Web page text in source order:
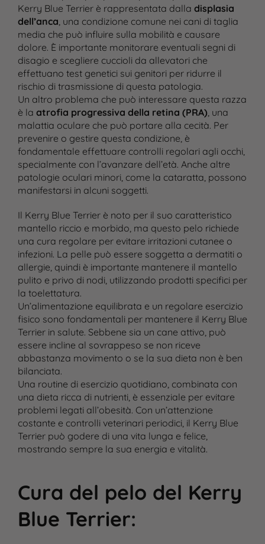
Kerry Blue Terrier è rappresentata dalla displasia
dell’anca, una condizione comune nei cani di taglia
media che può influire sulla mobilità e causare
dolore. È importante monitorare eventuali segni di
disagio e scegliere cuccioli da allevatori che
effettuano test genetici sui genitori per ridurre il
rischio di trasmissione di questa patologia.
Un altro problema che può interessare questa razza
è la atrofia progressiva della retina (PRA), una
malattia oculare che può portare alla cecità. Per
prevenire o gestire questa condizione, è
fondamentale effettuare controlli regolari agli occhi,
specialmente con l’avanzare dell’età. Anche altre
patologie oculari minori, come la cataratta, possono
manifestarsi in alcuni soggetti.
Il Kerry Blue Terrier è noto per il suo caratteristico
mantello riccio e morbido, ma questo pelo richiede
una cura regolare per evitare irritazioni cutanee o
infezioni. La pelle può essere soggetta a dermatiti o
allergie, quindi è importante mantenere il mantello
pulito e privo di nodi, utilizzando prodotti specifici per
la toelettatura.
Un’alimentazione equilibrata e un regolare esercizio
fisico sono fondamentali per mantenere il Kerry Blue
Terrier in salute. Sebbene sia un cane attivo, può
essere incline al sovrappeso se non riceve
abbastanza movimento o se la sua dieta non è ben
bilanciata.
Una routine di esercizio quotidiano, combinata con
una dieta ricca di nutrienti, è essenziale per evitare
problemi legati all’obesità. Con un’attenzione
costante e controlli veterinari periodici, il Kerry Blue
Terrier può godere di una vita lunga e felice,
mostrando sempre la sua energia e vitalità.
Cura del pelo del Kerry
Blue Terrier: